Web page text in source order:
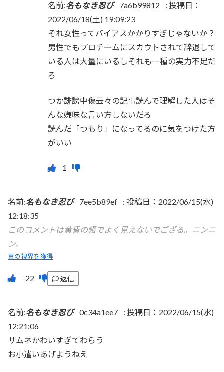
名前:名もなき忍び 7a6b99812 : 投稿日：
2022/06/18(土) 19:09:23
それ女性ってバイアスかかりすぎじゃないか？
男性でもプロチームにスカウトされて辞退して
いる人は大量にいるしそれも一種の実力不足だ
ろ
つか誹謗中傷云々の記事読んで理解した人はそ
んな嫌味な言い方しないだろ
読んだ「つもり」になってるのに気をつけた方
がいい
名前:名もなき忍び 7ee5b89ef : 投稿日：2022/06/15(水)
12:18:35
このコメントは黄昏の帳でよく見えないでござる。ニンニ
ン。
真の視界を獲得
返信
名前:名もなき忍び 0c34a1ee7 : 投稿日：2022/06/15(水)
12:21:06
サムネかわいすぎてわらう
お小遣いあげようねえ